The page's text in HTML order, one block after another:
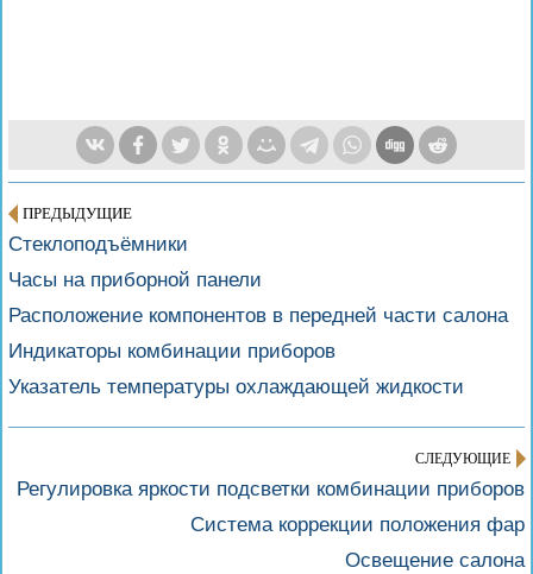
ПРЕДЫДУЩИЕ
Стеклоподъёмники
Часы на приборной панели
Расположение компонентов в передней части салона
Индикаторы комбинации приборов
Указатель температуры охлаждающей жидкости
СЛЕДУЮЩИЕ
Регулировка яркости подсветки комбинации приборов
Система коррекции положения фар
Освещение салона